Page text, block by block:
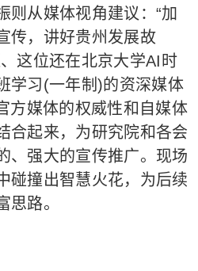
则从媒体视角建议：“加
传，讲好贵州发展故
这位还在北京大学AI时
学习(一年制)的资深媒体
方媒体的权威性和自媒体
合起来，为研究院和各会
、强大的宣传推广。现场
碰撞出智慧火花，为后续
思路。